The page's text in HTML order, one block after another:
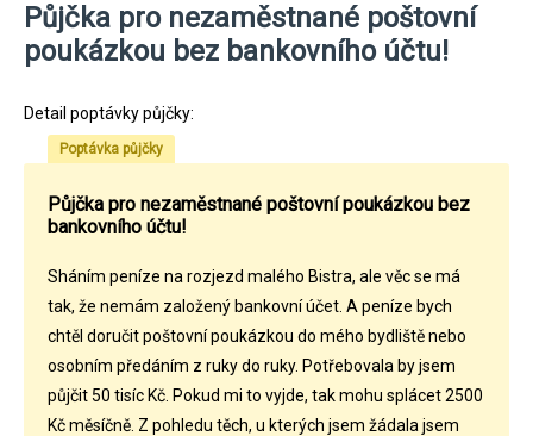
Půjčka pro nezaměstnané poštovní
poukázkou bez bankovního účtu!
Detail poptávky půjčky:
Poptávka půjčky
Půjčka pro nezaměstnané poštovní poukázkou bez
bankovního účtu!
Sháním peníze na rozjezd malého Bistra, ale věc se má
tak, že nemám založený bankovní účet. A peníze bych
chtěl doručit poštovní poukázkou do mého bydliště nebo
osobním předáním z ruky do ruky. Potřebovala by jsem
půjčit 50 tisíc Kč. Pokud mi to vyjde, tak mohu splácet 2500
Kč měsíčně. Z pohledu těch, u kterých jsem žádala jsem